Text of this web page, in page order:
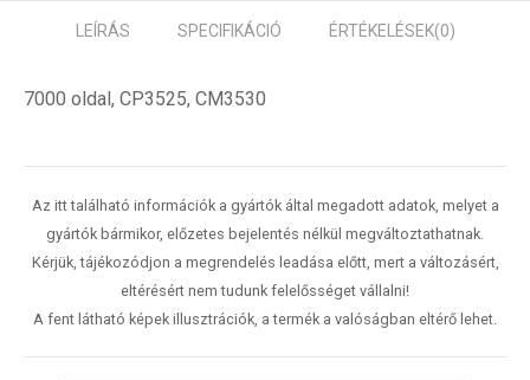
LEÍRÁS SPECIFIKÁCIÓ ÉRTÉKELÉSEK(0)
7000 oldal, CP3525, CM3530
Az itt található információk a gyártók által megadott adatok, melyet a
gyártók bármikor, előzetes bejelentés nélkül megváltoztathatnak.
Kérjük, tájékozódjon a megrendelés leadása előtt, mert a változásért,
eltérésért nem tudunk felelősséget vállalni!
A fent látható képek illusztrációk, a termék a valóságban eltérő lehet.